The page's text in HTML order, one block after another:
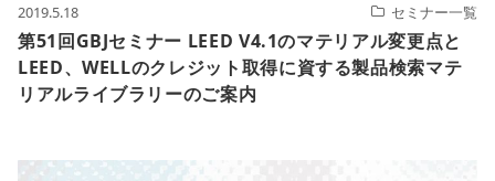
2019.5.18 セミナー一覧
第51回GBJセミナー LEED V4.1のマテリアル変更点と
LEED、WELLのクレジット取得に資する製品検索マテ
リアルライブラリーのご案内